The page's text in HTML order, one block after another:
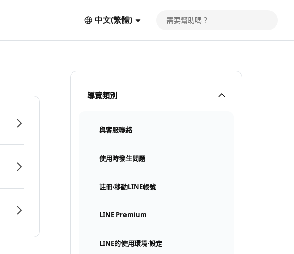
中文(繁體)
導覽類別
與客服聯絡
使用時發生問題
註冊⋅移動LINE帳號
LINE Premium
LINE的使用環境⋅設定